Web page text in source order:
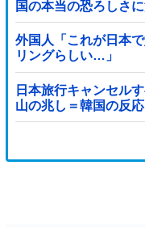
国の本当の恐ろしさ
外国人「これが日本
リングらしい…」
日本旅行キャンセル
山の兆し＝韓国の反応